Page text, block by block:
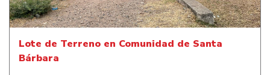
Lote de Terreno en Comunidad de Santa
Bárbara